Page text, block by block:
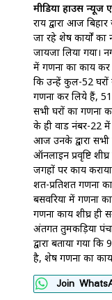
मीडिया हाउस न्यूज
राय द्वारा आज
जा रहे शेष कार्यों
जायजा लिया गया।
में गणना का कार्य कर
कि उन्हें कुल-52
गणना कर लिये हैं,
सभी घरों का गणना
के ही वार्ड नंबर-22 में
आज उनके द्वारा सभी
ऑनलाईन प्रवृष्टि
जगहों पर कार्य
शत-प्रतिशत गणना
बसवरिया में गणना
गणना कार्य शीघ्र ही
अंतर्गत तुमकड़िया
द्वारा बताया गया
है, शेष गणना का
Join